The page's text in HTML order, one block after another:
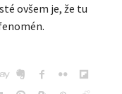
ovšem je, že tu